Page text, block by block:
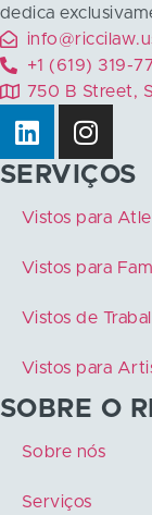
dedica
+1 (619) 319-
750 B Street,
SERVIÇOS
Vistos para
Vistos para
Vistos de
Vistos para
SOBRE O
Sobre nós
Serviços